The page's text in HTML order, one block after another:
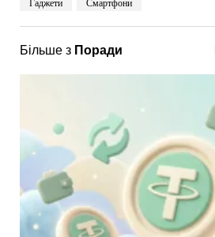
Гаджети Смартфони
Більше з Поради